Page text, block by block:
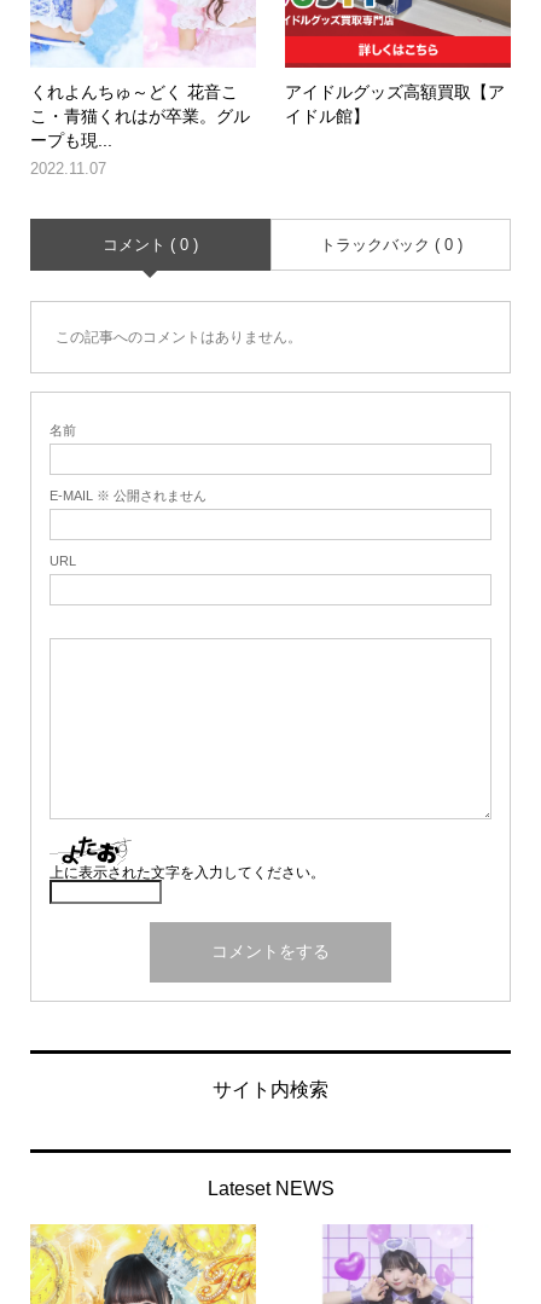
くれよんちゅ～どく 花音こ
こ・青猫くれはが卒業。グル
ープも現...
2022.11.07
アイドルグッズ高額買取【ア
イドル館】
コメント ( 0 ) トラックバック ( 0 )
この記事へのコメントはありません。
名前
E-MAIL ※ 公開されません
URL
上に表示された文字を入力してください。
サイト内検索
Lateset NEWS